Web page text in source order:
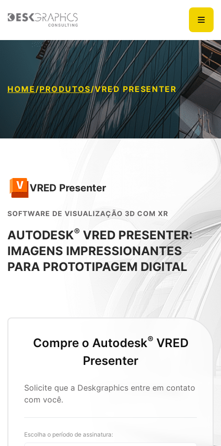
HOME/PRODUTOS/VRED PRESENTER
VRED Presenter
SOFTWARE DE VISUALIZAÇÃO 3D COM XR
AUTODESK® VRED PRESENTER:
IMAGENS IMPRESSIONANTES
PARA PROTOTIPAGEM DIGITAL
Compre o Autodesk® VRED
Presenter
Solicite que a Deskgraphics entre em contato
com você.
Escolha o período de assinatura: